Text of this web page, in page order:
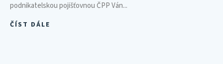
podnikatelskou pojišťovnou ČPP Ván...
ČÍST DÁLE